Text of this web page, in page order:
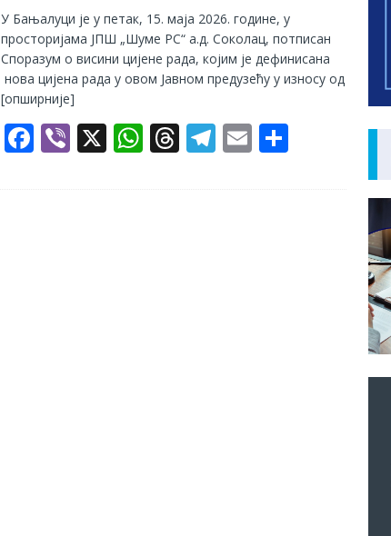
k p
У Бањалуци је у петак, 15. маја 2026. године, у
просторијама ЈПШ „Шуме РС“ а.д. Соколац, потписан
Споразум о висини цијене рада, којим је дефинисана
нова цијена рада у овом Јавном предузећу у износу од
[опширније]
F Vi X W T T E S